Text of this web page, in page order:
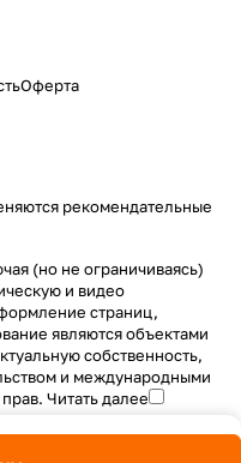
Оферта
рекомендательные
(но не ограничиваясь)
и видео
страниц,
являются объектами
собственность,
и международными
Читать далее